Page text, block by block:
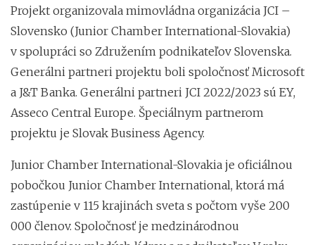
Projekt organizovala mimovládna organizácia JCI –
Slovensko (Junior Chamber International-Slovakia)
v spolupráci so Združením podnikateľov Slovenska.
Generálni partneri projektu boli spoločnosť Microsoft
a J&T Banka. Generálni partneri JCI 2022/2023 sú EY,
Asseco Central Europe. Špeciálnym partnerom
projektu je Slovak Business Agency.
Junior Chamber International-Slovakia je oficiálnou
pobočkou Junior Chamber International, ktorá má
zastúpenie v 115 krajinách sveta s počtom vyše 200
000 členov. Spoločnosť je medzinárodnou